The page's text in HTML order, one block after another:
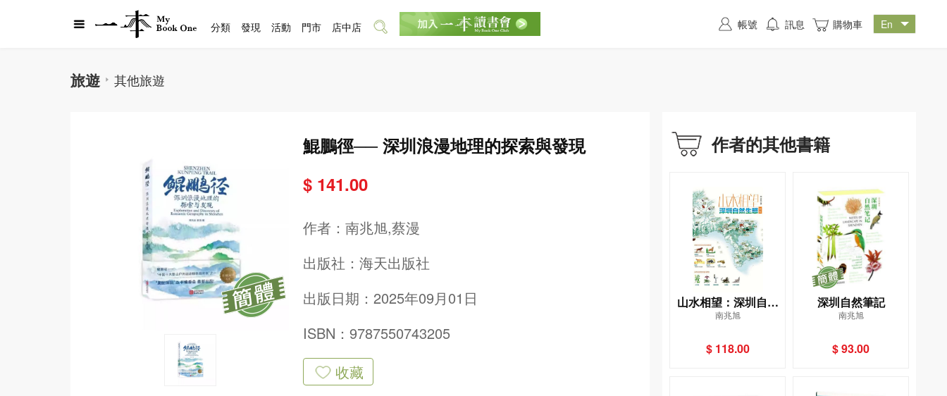
旅遊 其他旅遊
鯤鵬徑── 深圳浪漫地理的探索與發現
$ 141.00
作者： 南兆旭,蔡漫
出版社： 海天出版社
出版日期：2025年09月01日
ISBN：9787550743205
收藏
作者的其他書籍
山水相望：深圳自然
生態圖解
南兆旭
$ 118.00
深圳自然筆記
南兆旭
$ 93.00
分類 發現 活動 門市 店中店 帳號 訊息 購物車